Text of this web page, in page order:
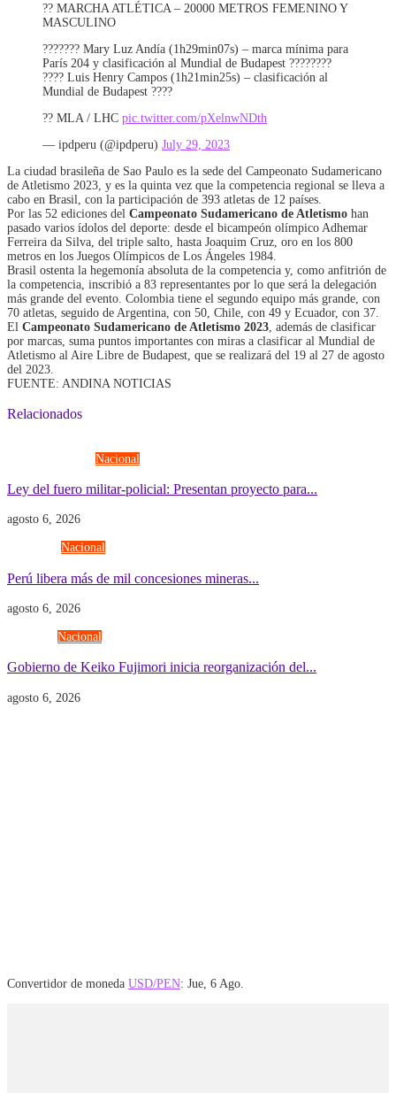
?? MARCHA ATLÉTICA – 20000 METROS FEMENINO Y
MASCULINO
??????? Mary Luz Andía (1h29min07s) – marca mínima para
París 204 y clasificación al Mundial de Budapest ????????
???? Luis Henry Campos (1h21min25s) – clasificación al
Mundial de Budapest ????
?? MLA / LHC pic.twitter.com/pXelnwNDth
— ipdperu (@ipdperu) July 29, 2023
La ciudad brasileña de Sao Paulo es la sede del Campeonato Sudamericano
de Atletismo 2023, y es la quinta vez que la competencia regional se lleva a
cabo en Brasil, con la participación de 393 atletas de 12 países.
Por las 52 ediciones del Campeonato Sudamericano de Atletismo han
pasado varios ídolos del deporte: desde el bicampeón olímpico Adhemar
Ferreira da Silva, del triple salto, hasta Joaquim Cruz, oro en los 800
metros en los Juegos Olímpicos de Los Ángeles 1984.
Brasil ostenta la hegemonía absoluta de la competencia y, como anfitrión de
la competencia, inscribió a 83 representantes por lo que será la delegación
más grande del evento. Colombia tiene el segundo equipo más grande, con
70 atletas, seguido de Argentina, con 50, Chile, con 49 y Ecuador, con 37.
El Campeonato Sudamericano de Atletismo 2023 , además de clasificar
por marcas, suma puntos importantes con miras a clasificar al Mundial de
Atletismo al Aire Libre de Budapest, que se realizará del 19 al 27 de agosto
del 2023.
FUENTE: ANDINA NOTICIAS
Relacionados
Nacional
Ley del fuero militar-policial: Presentan proyecto para...
agosto 6, 2026
Nacional
Perú libera más de mil concesiones mineras...
agosto 6, 2026
Nacional
Gobierno de Keiko Fujimori inicia reorganización del...
agosto 6, 2026
Convertidor de moneda USD/PEN: Jue, 6 Ago.